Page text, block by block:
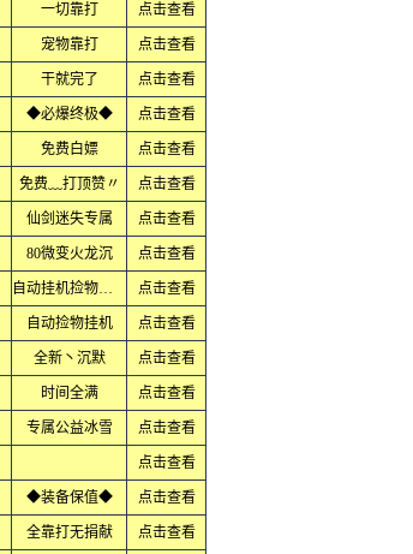
一切靠打 点击查看
宠物靠打 点击查看
干就完了 点击查看
◆必爆终极◆ 点击查看
免费白嫖 点击查看
免费﹏打顶赞〃 点击查看
仙剑迷失专属 点击查看
80微变火龙沉 点击查看
自动挂机捡物回收 点击查看
自动捡物挂机 点击查看
全新丶沉默 点击查看
时间全满 点击查看
专属公益冰雪 点击查看
点击查看
◆装备保值◆ 点击查看
全靠打无捐献 点击查看